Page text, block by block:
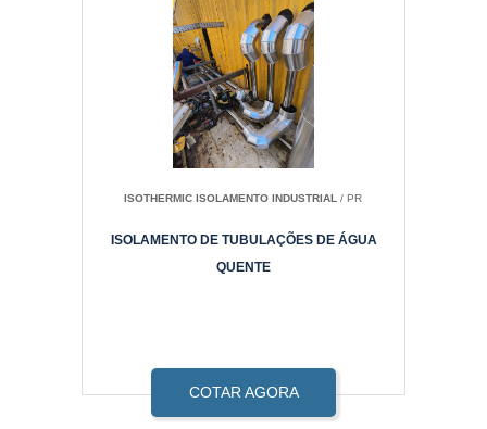
ISOTHERMIC ISOLAMENTO INDUSTRIAL / PR
ISOLAMENTO DE TUBULAÇÕES DE ÁGUA
QUENTE
COTAR AGORA